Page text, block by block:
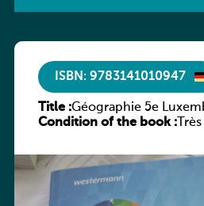
ISBN: 9783141010947
Title :Géographie 5e
Praxis
Condition of the book :